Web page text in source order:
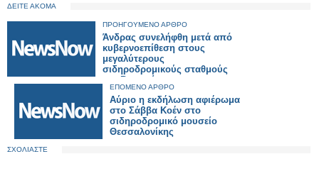
ΔΕΙΤΕ ΑΚΟΜΑ
ΠΡΟΗΓΟΥΜΕΝΟ ΑΡΘΡΟ
Άνδρας συνελήφθη μετά από
κυβερνοεπίθεση στους
μεγαλύτερους
σιδηροδρομικούς σταθμούς
της Βρετανίας
ΕΠΟΜΕΝΟ ΑΡΘΡΟ
Αύριο η εκδήλωση αφιέρωμα
στο Σάββα Κοέν στο
σιδηροδρομικό μουσείο
Θεσσαλονίκης
ΣΧΟΛΙΑΣΤΕ